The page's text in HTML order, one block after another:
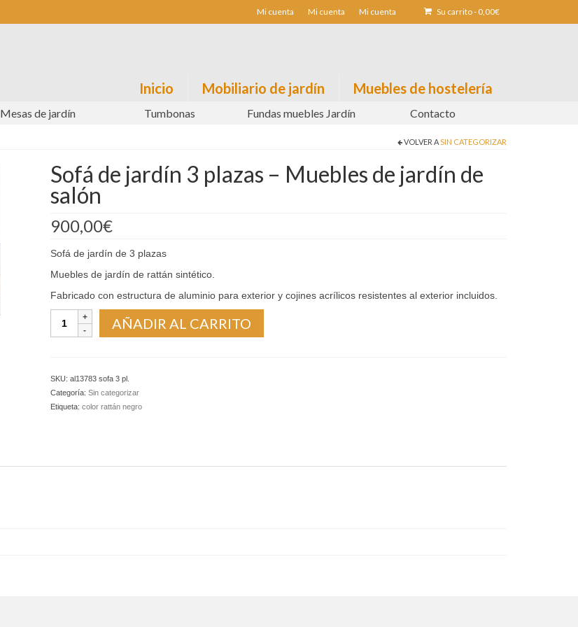
Mi cuenta Mi cuenta Mi cuenta Su carrito- 0,00€
Inicio Mobiliario de jardín Muebles de hostelería
Mesas de jardín Tumbonas Fundas muebles Jardín Contacto
VOLVER ASIN CATEGORIZAR
Sofá de jardín 3 plazas – Muebles de jardín de
salón
900,00€
Sofá de jardín de 3 plazas
Muebles de jardín de rattán sintético.
Fabricado con estructura de aluminio para exterior y cojines acrílicos resistentes al exterior incluidos.
Muebles
cantidad
AÑADIR AL CARRITO
SKU: al13783 sofa 3 pl.
Categoría: Sin categorizar
Etiqueta: color rattán negro